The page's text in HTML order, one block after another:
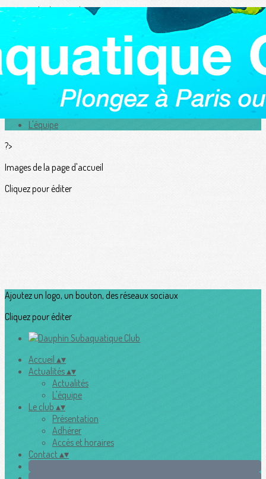
Exporter les lignes sélectionnées
Exporter toutes les colonnes
Exporter uniquement les colonnes affichées
Menu
L'équipe
?>
Images de la page d'accueil
Cliquez pour éditer
Ajoutez un logo, un bouton, des réseaux sociaux
Cliquez pour éditer
Accueil ▴▾
Actualités▴▾
Actualités
L'équipe
Le club ▴▾
Présentation
Adhérer
Accès et horaires
Contact▴▾